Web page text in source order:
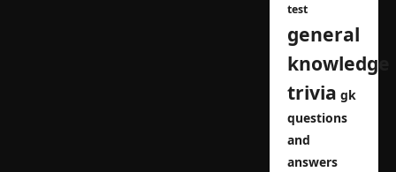
test
general
knowledge
trivia gk
questions
and
answers